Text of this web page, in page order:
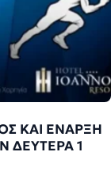
ΚΑΙ ΕΝΑΡΞΗ
ΔΕΥΤΕΡΑ 1